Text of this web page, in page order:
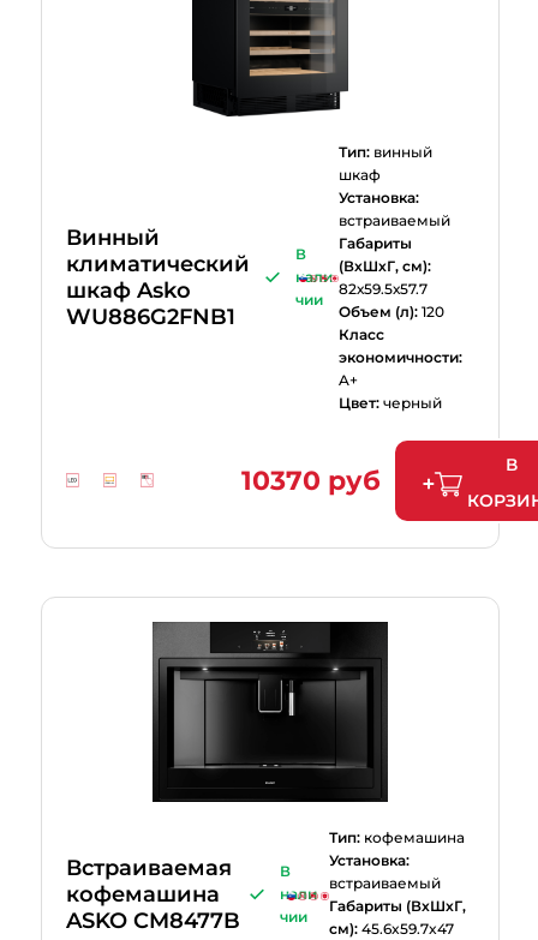
Винный
климатический
шкаф Asko
WU886G2FNB1
В
нали
чии
Тип: винный
шкаф
Установка:
встраиваемый
Габариты
(ВхШхГ, см):
82х59.5х57.7
Объем (л): 120
Класс
экономичности:
A+
Цвет: черный
10370 руб
В
Встраиваемая
кофемашина
ASKO CM8477B
В
нали
чии
Тип: кофемашина
Установка:
встраиваемый
Габариты (ВхШхГ,
см): 45.6x59.7x47